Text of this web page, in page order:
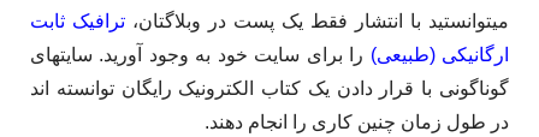
می­توانستید با انتشار فقط یک پست در وبلاگتان، ترافیک ثابت
ارگانیکی (طبیعی) را برای سایت خود به وجود آورید. سایت­های
گوناگونی با قرار دادن یک کتاب الکترونیک رایگان توانسته­ اند
در طول زمان چنین کاری را انجام دهند.